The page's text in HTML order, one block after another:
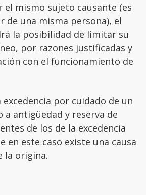
el mismo sujeto causante (es
de una misma persona), el
la posibilidad de limitar su
por razones justificadas y
con el funcionamiento de
excedencia por cuidado de un
antigüedad y reserva de
de los de la excedencia
en este caso existe una causa
la origina.